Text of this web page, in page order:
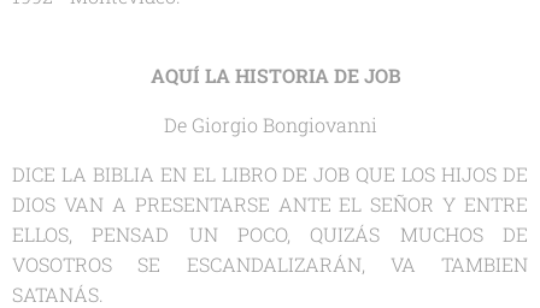
AQUÍ LA HISTORIA DE JOB
De Giorgio Bongiovanni
DICE LA BIBLIA EN EL LIBRO DE JOB QUE LOS HIJOS DE
DIOS VAN A PRESENTARSE ANTE EL SEÑOR Y ENTRE
ELLOS, PENSAD UN POCO, QUIZÁS MUCHOS DE
VOSOTROS SE ESCANDALIZARÁN, VA TAMBIEN
SATANÁS.